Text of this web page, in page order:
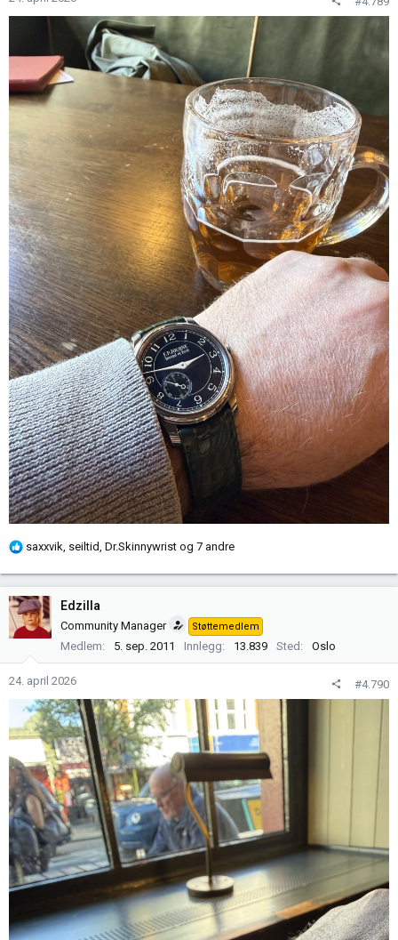
e
R
k
s
e
r
:
saxxvik, seiltid, Dr.Skinnywrist og 7 andre
Edzilla
Community Manager Støttemedlem
Medlem 5. sep. 2011 Innlegg 13.839 Sted Oslo
24. april 2026 #4.790